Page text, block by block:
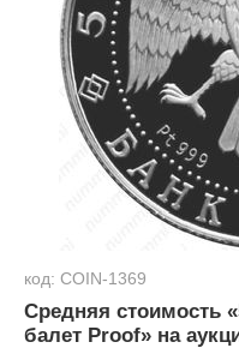
код: COIN-1369
Средняя стоимость
балет Proof» на